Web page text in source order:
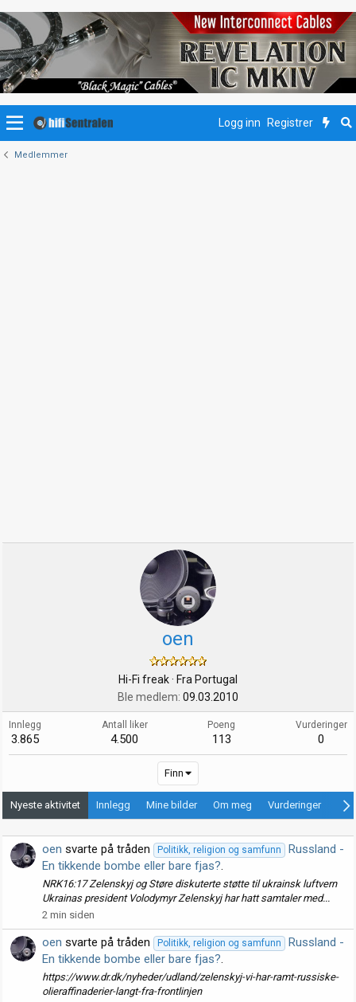
Logg inn Registrer
Medlemmer
oen
Hi-Fi freak· Fra Portugal
Ble medlem 09.03.2010
Innlegg
3.865
Antall liker
4.500
Poeng
113
Vurderinger
0
Finn
Nyeste aktivitet Innlegg Mine bilder Om meg Vurderinger
oen svarte på tråden Politikk, religion og samfunn
Russland -
En tikkende bombe eller bare fjas?.
NRK16:17 Zelenskyj og Støre diskuterte støtte til ukrainsk luftvern
Ukrainas president Volodymyr Zelenskyj har hatt samtaler med...
2 min siden
oen svarte på tråden Politikk, religion og samfunn
Russland -
En tikkende bombe eller bare fjas?.
https://www.dr.dk/nyheder/udland/zelenskyj-vi-har-ramt-russiske-
olieraffinaderier-langt-fra-frontlinjen